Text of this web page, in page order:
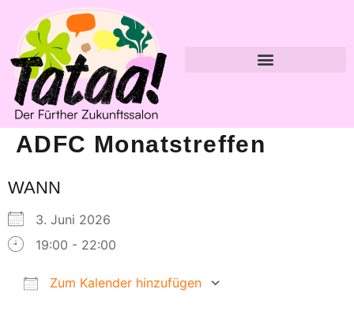
ADFC Monatstreffen
WANN
3. Juni 2026
19:00 - 22:00
Zum Kalender hinzufügen